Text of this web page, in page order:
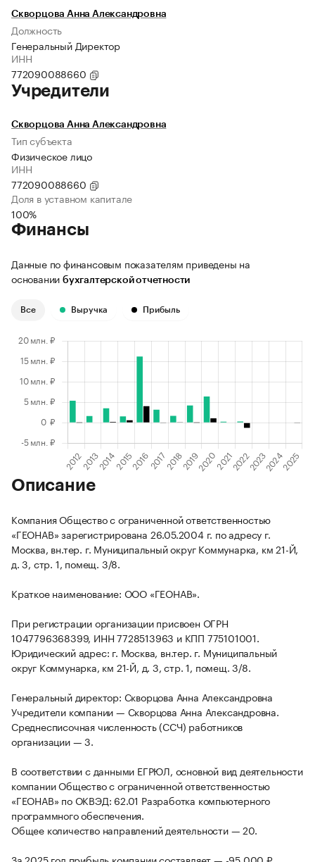
Скворцова Анна Александровна
Должность
Генеральный Директор
ИНН
772090088660
Учредители
Скворцова Анна Александровна
Тип субъекта
Физическое лицо
ИНН
772090088660
Доля в уставном капитале
100%
Финансы
Данные по финансовым показателям приведены на
основании бухгалтерской отчетности
Все Выручка Прибыль
Описание
Компания Общество с ограниченной ответственностью
«ГЕОНАВ» зарегистрирована 26.05.2004 г. по адресу г.
Москва, вн.тер. г. Муниципальный округ Коммунарка, км 21-Й,
д. 3, стр. 1, помещ. 3/8.
Краткое наименование: ООО «ГЕОНАВ».
При регистрации организации присвоен ОГРН
1047796368399, ИНН 7728513963 и КПП 775101001.
Юридический адрес: г. Москва, вн.тер. г. Муниципальный
округ Коммунарка, км 21-Й, д. 3, стр. 1, помещ. 3/8.
Генеральный директор: Скворцова Анна Александровна
Учредители компании — Скворцова Анна Александровна.
Среднесписочная численность (ССЧ) работников
организации — 3.
В соответствии с данными ЕГРЮЛ, основной вид деятельности
компании Общество с ограниченной ответственностью
«ГЕОНАВ» по ОКВЭД: 62.01 Разработка компьютерного
программного обеспечения.
Общее количество направлений деятельности — 20.